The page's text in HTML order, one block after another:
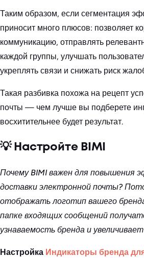
Таким образом, если сегментация
приносит много плюсов: позволяет
коммуникацию, отправлять
каждой группы, улучшать
укреплять связи и снижать риск
Такая разбивка похожа на рецепт
почты — чем лучше вы подберете
восхитительнее будет результат.
💡 Настройте BIMI
Почему BIMI важен для повышения
доставки электронной почты?
отображать логотип вашего
папке входящих сообщений
узнаваемость бренда и
Настройка Индикаторы бренда